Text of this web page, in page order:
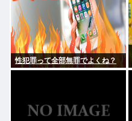
性犯罪って全部無罪でよくね？